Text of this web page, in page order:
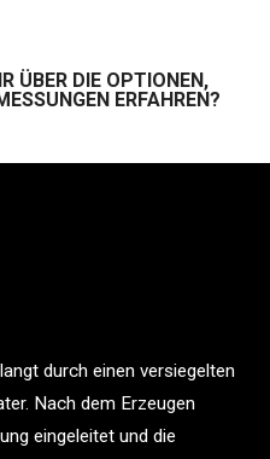
ÜBER DIE OPTIONEN,
ERFAHREN?
durch einen versiegelten
Nach dem Erzeugen
eingeleitet und die